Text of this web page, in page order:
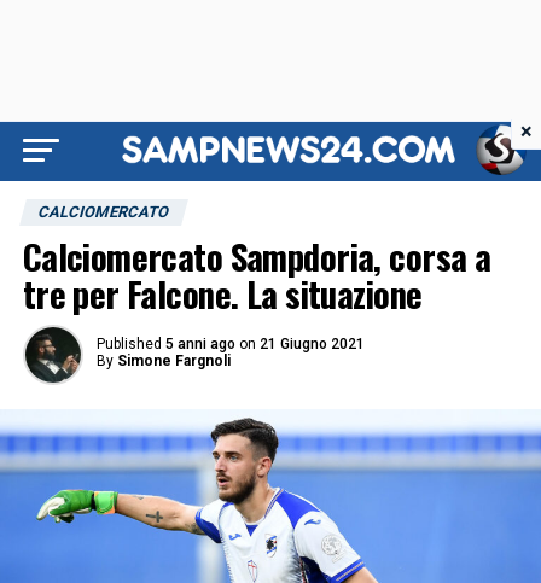
CALCIOMERCATO
Calciomercato Sampdoria, corsa a
tre per Falcone. La situazione
Published 5 anni ago on 21 Giugno 2021
By Simone Fargnoli
×